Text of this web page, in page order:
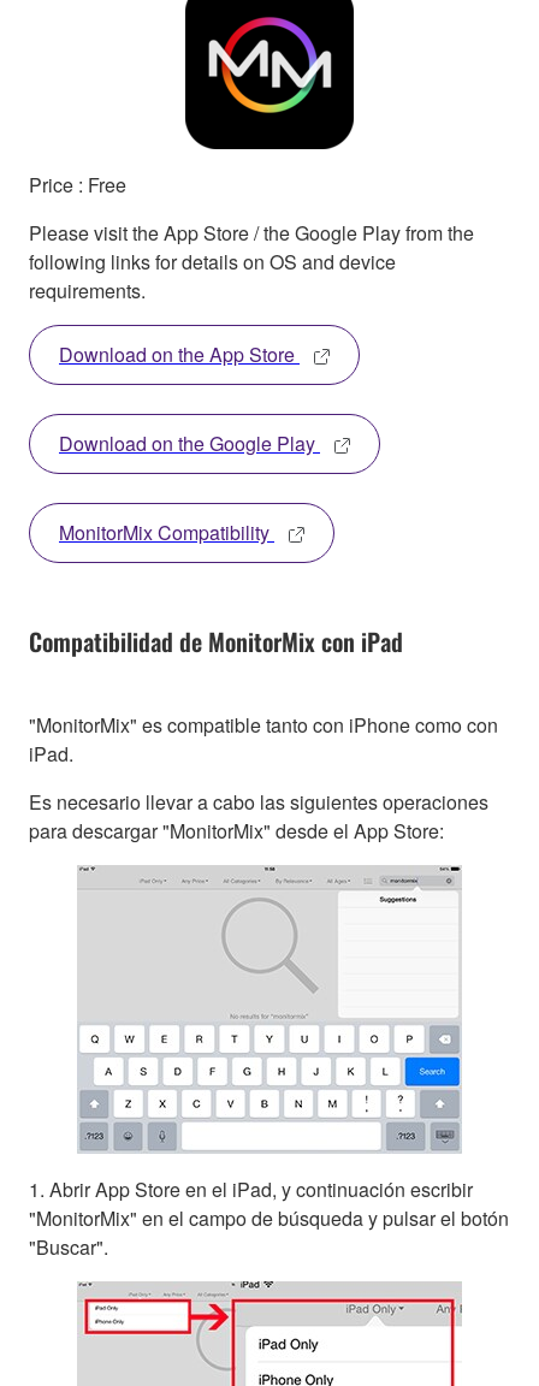
Price : Free
Please visit the App Store / the Google Play from the
following links for details on OS and device
requirements.
Download on the App Store
Download on the Google Play
MonitorMix Compatibility
Compatibilidad de MonitorMix con iPad
"MonitorMix" es compatible tanto con iPhone como con
iPad.
Es necesario llevar a cabo las siguientes operaciones
para descargar "MonitorMix" desde el App Store:
1. Abrir App Store en el iPad, y continuación escribir
"MonitorMix" en el campo de búsqueda y pulsar el botón
"Buscar".